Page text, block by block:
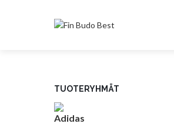
TUOTERYHMÄT